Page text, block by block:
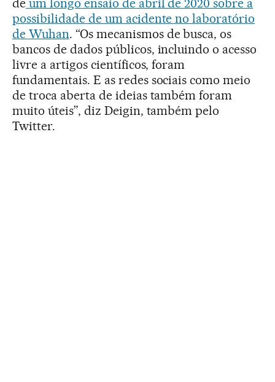
deum longo ensaio de abril de 2020 sobre a
possibilidade de um acidente no laboratório
de Wuhan. “Os mecanismos de busca, os
bancos de dados públicos, incluindo o acesso
livre a artigos científicos, foram
fundamentais. E as redes sociais como meio
de troca aberta de ideias também foram
muito úteis”, diz Deigin, também pelo
Twitter.